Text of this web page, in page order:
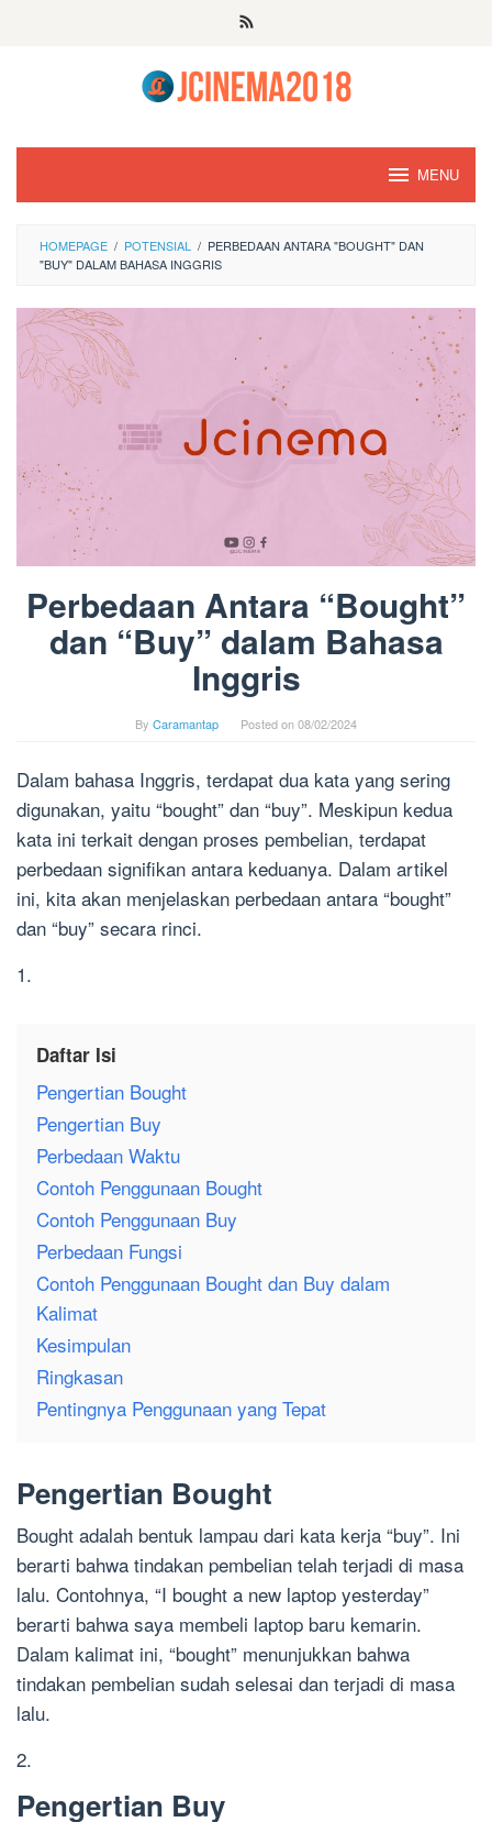
MENU
HOMEPAGE / POTENSIAL / PERBEDAAN ANTARA "BOUGHT" DAN
"BUY" DALAM BAHASA INGGRIS
Perbedaan Antara “Bought”
dan “Buy” dalam Bahasa
Inggris
By Caramantap Posted on08/02/2024
Dalam bahasa Inggris, terdapat dua kata yang sering
digunakan, yaitu “bought” dan “buy”. Meskipun kedua
kata ini terkait dengan proses pembelian, terdapat
perbedaan signifikan antara keduanya. Dalam artikel
ini, kita akan menjelaskan perbedaan antara “bought”
dan “buy” secara rinci.
1.
Daftar Isi
Pengertian Bought
Pengertian Buy
Perbedaan Waktu
Contoh Penggunaan Bought
Contoh Penggunaan Buy
Perbedaan Fungsi
Contoh Penggunaan Bought dan Buy dalam
Kalimat
Kesimpulan
Ringkasan
Pentingnya Penggunaan yang Tepat
Pengertian Bought
Bought adalah bentuk lampau dari kata kerja “buy”. Ini
berarti bahwa tindakan pembelian telah terjadi di masa
lalu. Contohnya, “I bought a new laptop yesterday”
berarti bahwa saya membeli laptop baru kemarin.
Dalam kalimat ini, “bought” menunjukkan bahwa
tindakan pembelian sudah selesai dan terjadi di masa
lalu.
2.
Pengertian Buy